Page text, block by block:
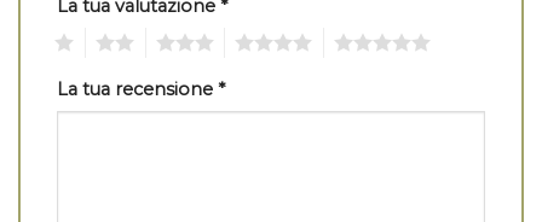
La tua valutazione *
La tua recensione *